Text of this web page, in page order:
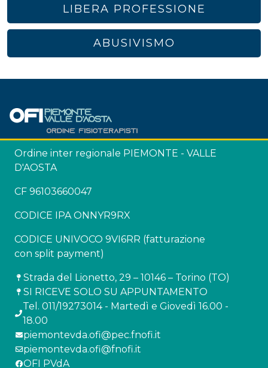
LIBERA PROFESSIONE
ABUSIVISMO
Ordine inter regionale PIEMONTE - VALLE
D'AOSTA
CF 96103660047
CODICE IPA ONNYR9RX
CODICE UNIVOCO 9VI6RR (fatturazione
con split payment)
Strada del Lionetto, 29 – 10146 – Torino (TO)
SI RICEVE SOLO SU APPUNTAMENTO
Tel. 011/19273014 - Martedì e Giovedì 16.00 -
18.00
piemontevda.ofi@pec.fnofi.it
piemontevda.ofi@fnofi.it
OFI PVdA